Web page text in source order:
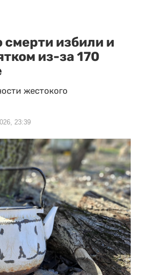
избили и
из-за 170
жестокого
23:39